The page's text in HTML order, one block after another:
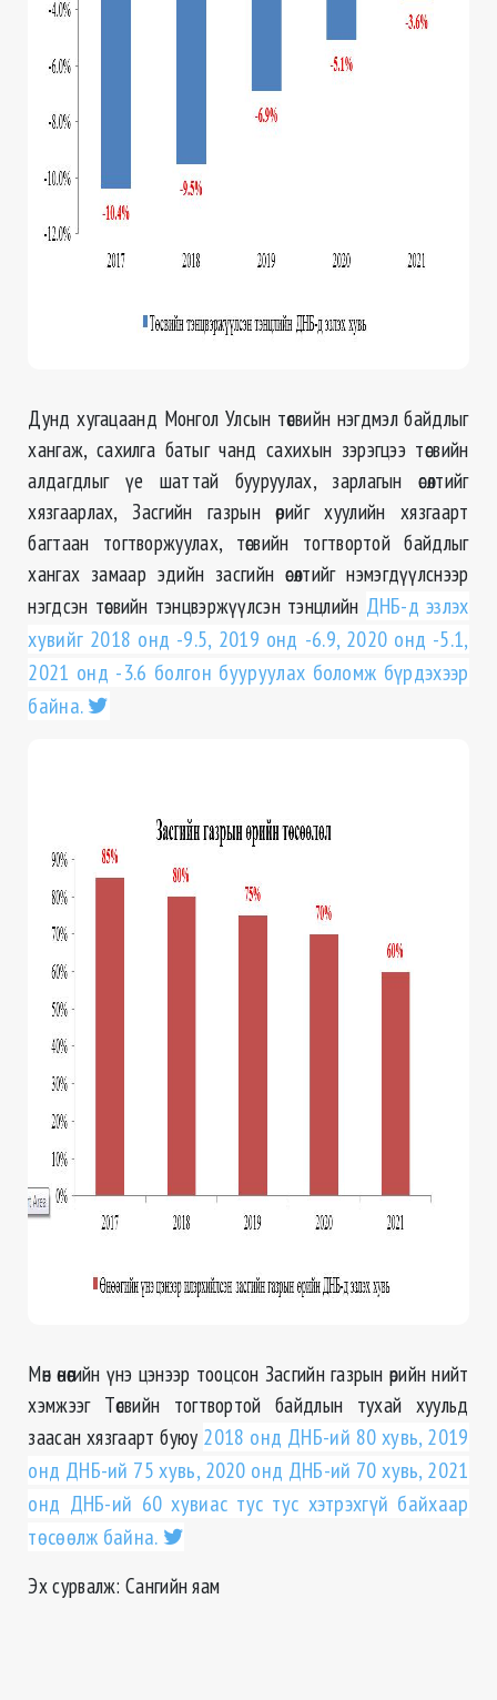
Дунд хугацаанд Монгол Улсын төсвийн нэгдмэл байдлыг
хангаж, сахилга батыг чанд сахихын зэрэгцээ төсвийн
алдагдлыг үе шаттай бууруулах, зарлагын өсөлтийг
хязгаарлах, Засгийн газрын өрийг хуулийн хязгаарт
багтаан тогтворжуулах, төсвийн тогтвортой байдлыг
хангах замаар эдийн засгийн өсөлтийг нэмэгдүүлснээр
нэгдсэн төсвийн тэнцвэржүүлсэн тэнцлийн ДНБ-д эзлэх
хувийг 2018 онд -9.5, 2019 онд -6.9, 2020 онд -5.1,
2021 онд -3.6 болгон бууруулах боломж бүрдэхээр
байна.
Мөн өнөөгийн үнэ цэнээр тооцсон Засгийн газрын өрийн нийт
хэмжээг Төсвийн тогтвортой байдлын тухай хуульд
заасан хязгаарт буюу 2018 онд ДНБ-ий 80 хувь, 2019
онд ДНБ-ий 75 хувь, 2020 онд ДНБ-ий 70 хувь, 2021
онд ДНБ-ий 60 хувиас тус тус хэтрэхгүй байхаар
төсөөлж байна.
Эх сурвалж: Сангийн яам